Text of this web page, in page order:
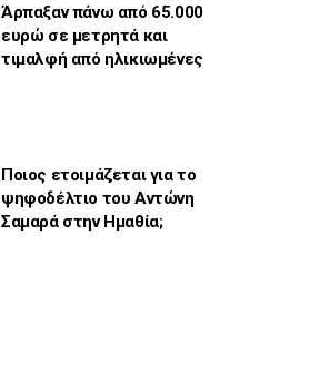
Άρπαξαν πάνω από 65.000
ευρώ σε μετρητά και
τιμαλφή από ηλικιωμένες
Ποιος ετοιμάζεται για το
ψηφοδέλτιο του Αντώνη
Σαμαρά στην Ημαθία;